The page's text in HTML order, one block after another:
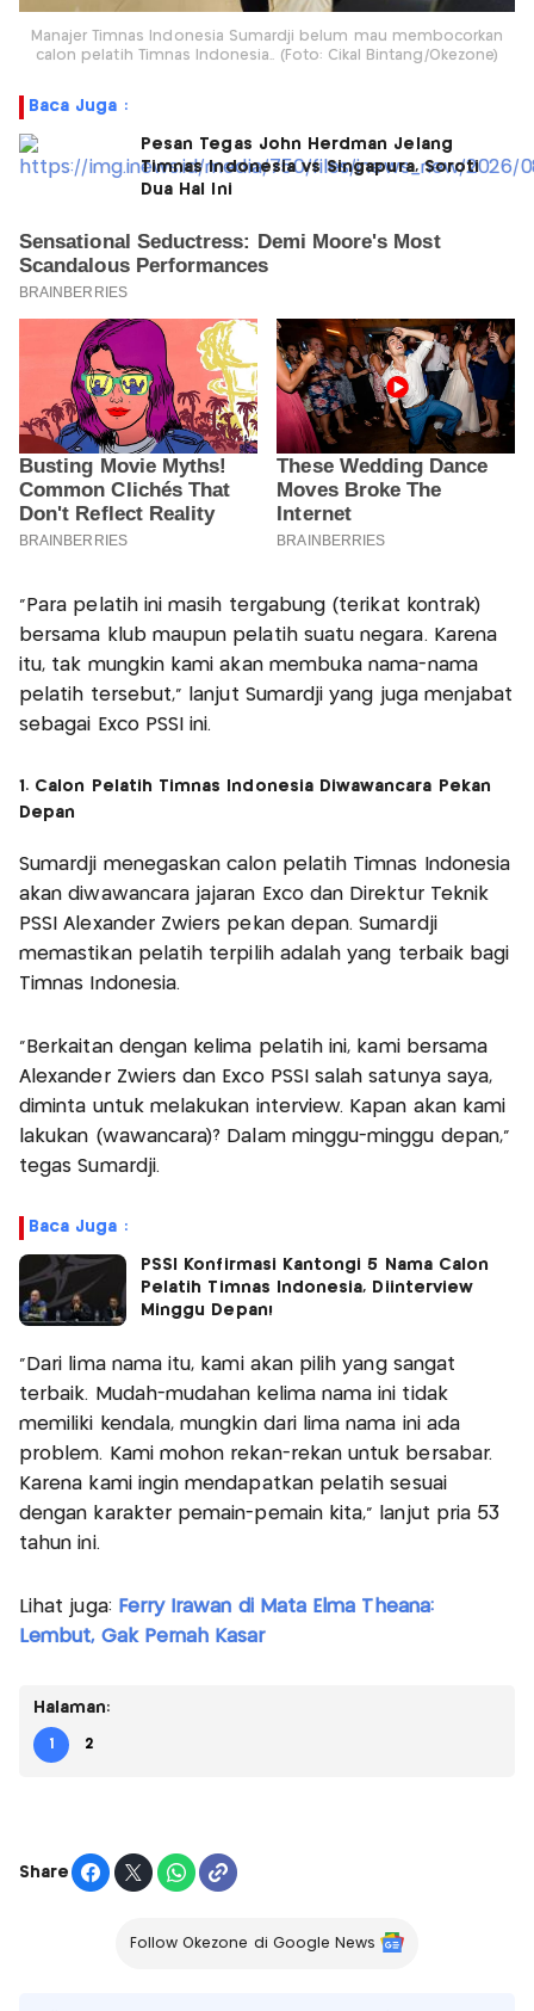
Manajer Timnas Indonesia Sumardji belum mau membocorkan
calon pelatih Timnas Indonesia.. (Foto: Cikal Bintang/Okezone)
Baca Juga :
Pesan Tegas John Herdman Jelang
Timnas Indonesia vs Singapura, Soroti
Dua Hal Ini
“Para pelatih ini masih tergabung (terikat kontrak)
bersama klub maupun pelatih suatu negara. Karena
itu, tak mungkin kami akan membuka nama-nama
pelatih tersebut,” lanjut Sumardji yang juga menjabat
sebagai Exco PSSI ini.
1. Calon Pelatih Timnas Indonesia Diwawancara Pekan
Depan
Sumardji menegaskan calon pelatih Timnas Indonesia
akan diwawancara jajaran Exco dan Direktur Teknik
PSSI Alexander Zwiers pekan depan. Sumardji
memastikan pelatih terpilih adalah yang terbaik bagi
Timnas Indonesia.
“Berkaitan dengan kelima pelatih ini, kami bersama
Alexander Zwiers dan Exco PSSI salah satunya saya,
diminta untuk melakukan interview. Kapan akan kami
lakukan (wawancara)? Dalam minggu-minggu depan,”
tegas Sumardji.
Baca Juga :
PSSI Konfirmasi Kantongi 5 Nama Calon
Pelatih Timnas Indonesia, Diinterview
Minggu Depan!
"Dari lima nama itu, kami akan pilih yang sangat
terbaik. Mudah-mudahan kelima nama ini tidak
memiliki kendala, mungkin dari lima nama ini ada
problem. Kami mohon rekan-rekan untuk bersabar.
Karena kami ingin mendapatkan pelatih sesuai
dengan karakter pemain-pemain kita,” lanjut pria 53
tahun ini.
Lihat juga: Ferry Irawan di Mata Elma Theana:
Lembut, Gak Pernah Kasar
Halaman:
1 2
Share
Follow Okezone di Google News